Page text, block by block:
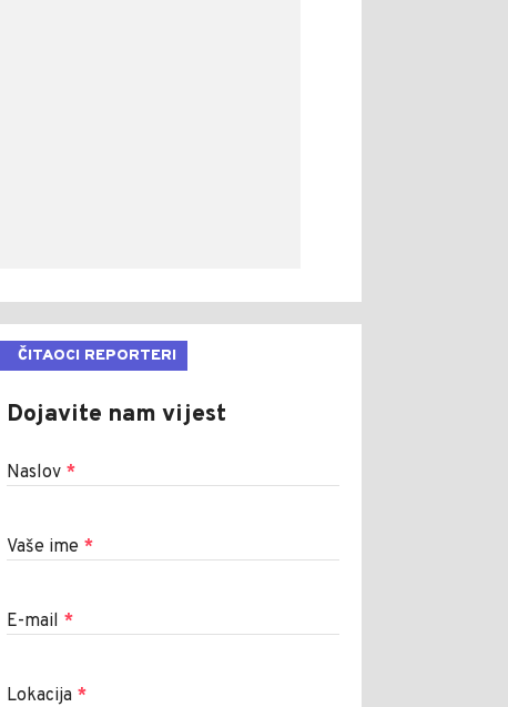
ČITAOCI REPORTERI
Dojavite nam vijest
Naslov *
Vaše ime *
E-mail *
Lokacija *